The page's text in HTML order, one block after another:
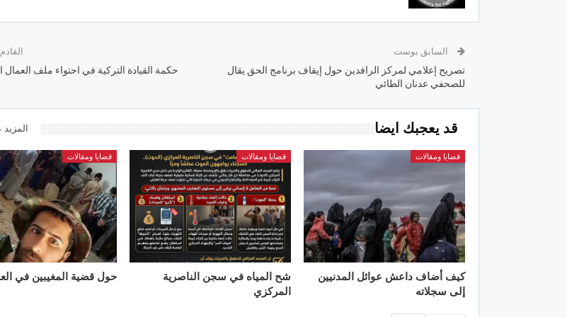
السابق بوست
تصريح إعلامي لمركز الرافدين حول إيقاف برنامج الحق يقال
للصحفي عدنان الطائي
حكمة القيادة التركية في احتواء ملف العمال
قد يعجبك ايضا
قضايا ومقالات
كيف أضاف داعش عوائل المدنيين
إلى سجلاته
قضايا ومقالات
شح المياه في سجن الناصرية
المركزي
قضايا ومقالات
حول قضية المغيبين في